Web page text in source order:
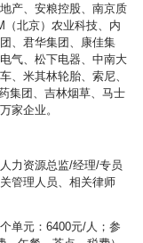
产、安粮控股、南京质
（北京）农业科技、内
、君华集团、康佳集
气、松下电器、中南大
、米其林轮胎、索尼、
集团、吉林烟草、马士
家企业。
力资源总监/经理/专员
管理人员、相关律师
单元：6400元/人；参